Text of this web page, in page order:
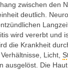
zwischen den
deutlich.
wird vererbt und
die Krankheit
Licht,
ausgelöst. Die